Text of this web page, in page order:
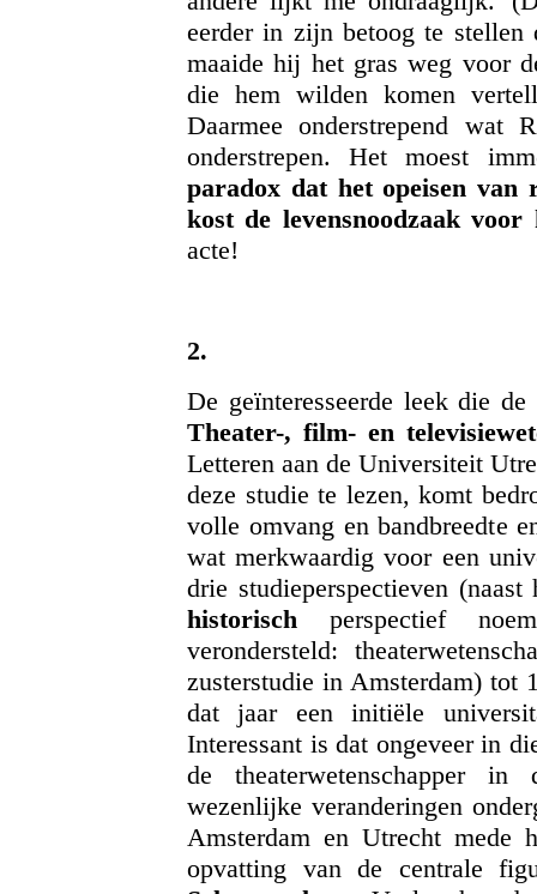
eerder in zijn betoog te stellen
maaide hij het gras weg voor
die hem wilden komen
Daarmee onderstrepend wat
onderstrepen. Het moest
paradox dat het opeisen van
kost de levensnoodzaak
acte!
2.
De geïnteresseerde leek die
Theater-, film- en
Letteren aan de Universiteit
deze studie te lezen, komt
volle omvang en bandbreedte
wat merkwaardig voor een
drie studieperspectieven
historischperspectief
verondersteld:
zusterstudie in Amsterdam) tot
dat jaar een initiële
Interessant is dat ongeveer in
de theaterwetenschapper
wezenlijke veranderingen
Amsterdam en Utrecht mede
opvatting van de centrale